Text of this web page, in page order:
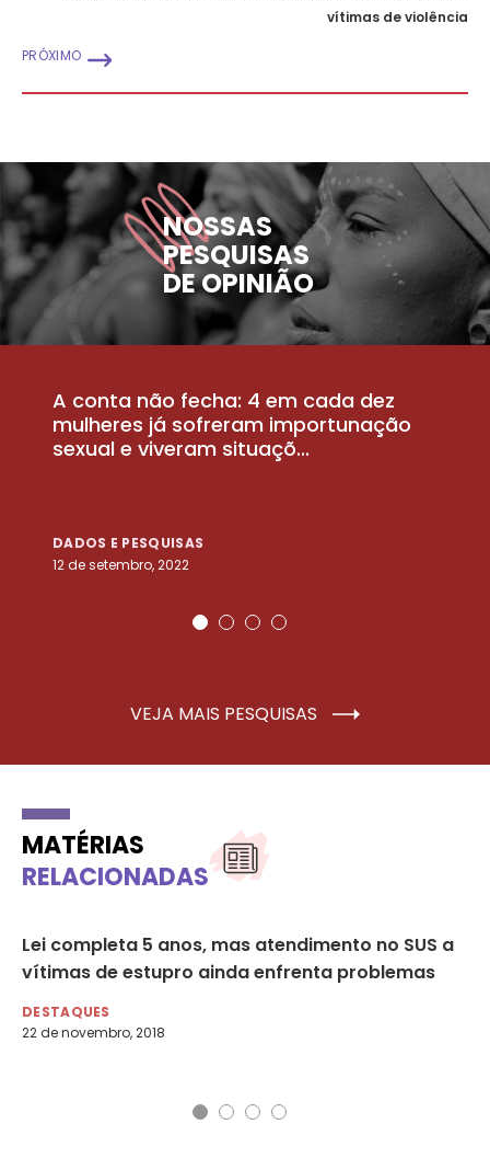
vítimas de violência
PRÓXIMO
NOSSAS
PESQUISAS
DE OPINIÃO
A conta não fecha: 4 em cada dez
mulheres já sofreram importunação
sexual e viveram situaçõ...
DADOS E PESQUISAS
12 de setembro, 2022
VEJA MAIS PESQUISAS
MATÉRIAS
RELACIONADAS
Lei completa 5 anos, mas atendimento no SUS a
vítimas de estupro ainda enfrenta problemas
DESTAQUES
22 de novembro, 2018